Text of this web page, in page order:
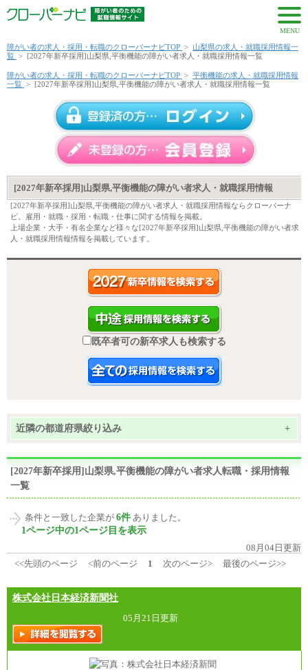
MENU
障がい者の求人・採用・転職のクローバーナビTOP > 山梨県の求人・就職採用情報一
覧 > [2027年新卒採用]山梨県,平衡機能の障がい者求人・就職採用情報一覧
障がい者の求人・採用・転職のクローバーナビTOP > 平衡機能の求人・就職採用情報
一覧 > [2027年新卒採用]山梨県,平衡機能の障がい者求人・就職採用情報一覧
[2027年新卒採用]山梨県,平衡機能の障がい者求人・就職採用情報
[2027年新卒採用]山梨県,平衡機能の障がい者求人・就職採用情報ならクローバーナ
ビ。雇用・就職・採用・転職・仕事に関する情報を掲載。
上場企業・大手・有名企業など様々な[2027年新卒採用]山梨県,平衡機能の障がい者求
人・就職採用情報情報を掲載しています。
既卒者可の新卒求人も検索する
近隣の都道府県絞り込み +
[2027年新卒採用]山梨県,平衡機能の障がい者求人転職・採用情報
一覧
条件と一致した企業が 6件 ありました。
1ページ中の1ページ目を表示
08月04日更新
<<先頭のページ
<前のページ 1 次のページ> 最後のページ>>
株式会社日本経済新聞社
05月21日更新